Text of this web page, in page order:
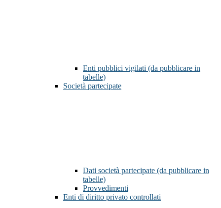
Enti pubblici vigilati (da pubblicare in
tabelle)
Società partecipate
Dati società partecipate (da pubblicare in
tabelle)
Provvedimenti
Enti di diritto privato controllati